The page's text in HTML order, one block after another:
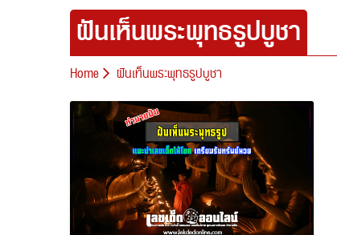
ฝันเห็นพระพุทธรูปบูชา
Home ฝันเห็นพระพุทธรูปบูชา